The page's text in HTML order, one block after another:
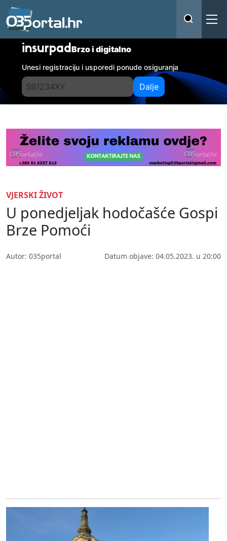
insurpadBrzo i digitalno
Unesi registraciju i usporedi ponude osiguranja
Dalje
VJERSKI ŽIVOT
U ponedjeljak hodočašće Gospi
Brze Pomoći
Autor: 035portal Datum objave: 04.05.2023. u 20:00